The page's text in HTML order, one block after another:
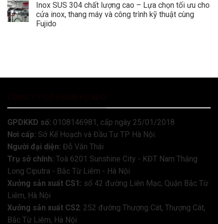
Inox SUS 304 chất lượng cao – Lựa chọn tối ưu cho
cửa inox, thang máy và công trình kỹ thuật cùng
Fujido
GPDKKD số: 0108146981, cấp ngày 25/01/2018
Nơi cấp: Sở Kế Hoạch và Đầu Tư TP Hà Nội.
Người đại diện: Đỗ Văn Thái
Trụ sở chính: Toà 6201 Sunshine City - KĐT Nam Thăng
Long Ciputra - Bắc Từ Liêm - Hà Nội
Xưởng sản xuất CS1: số 42 đường Liên Mạc, Quận Bắc Từ
Liêm, Hà Nội
Xưởng sản xuất CS2: 252 đường Thượng Cát, Thượng Cát,
Bắc Từ Liêm, Hà Nội